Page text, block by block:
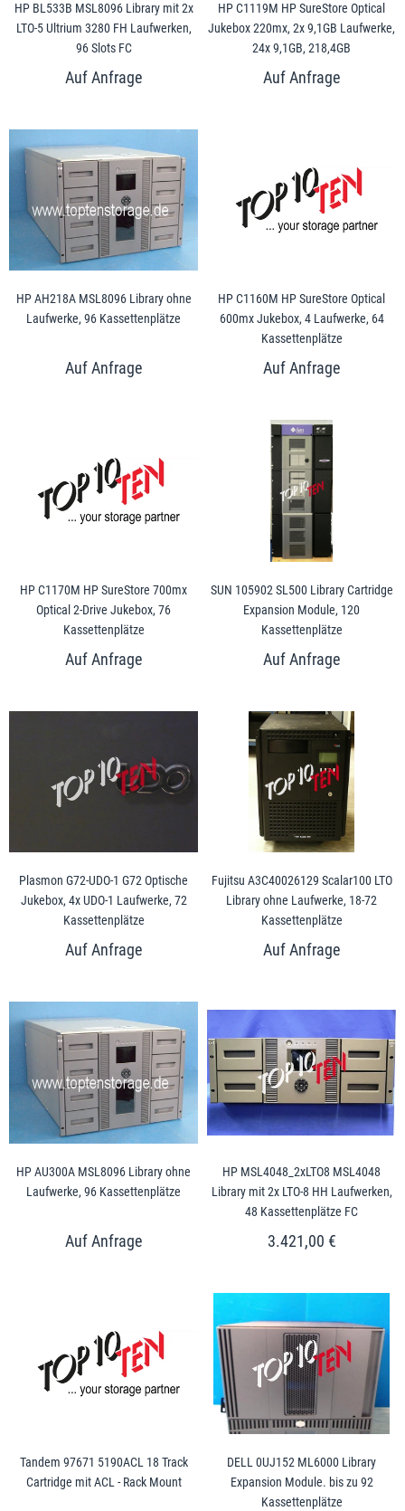
HP BL533B MSL8096 Library mit 2x
LTO-5 Ultrium 3280 FH Laufwerken,
96 Slots FC
HP C1119M HP SureStore Optical
Jukebox 220mx, 2x 9,1GB Laufwerke,
24x 9,1GB, 218,4GB
HP AH218A MSL8096 Library ohne
Laufwerke, 96 Kassettenplätze
HP C1160M HP SureStore Optical
600mx Jukebox, 4 Laufwerke, 64
Kassettenplätze
HP C1170M HP SureStore 700mx
Optical 2-Drive Jukebox, 76
Kassettenplätze
SUN 105902 SL500 Library Cartridge
Expansion Module, 120
Kassettenplätze
Plasmon G72-UDO-1 G72 Optische
Jukebox, 4x UDO-1 Laufwerke, 72
Kassettenplätze
Fujitsu A3C40026129 Scalar100 LTO
Library ohne Laufwerke, 18-72
Kassettenplätze
HP AU300A MSL8096 Library ohne
Laufwerke, 96 Kassettenplätze
HP MSL4048_2xLTO8 MSL4048
Library mit 2x LTO-8 HH Laufwerken,
48 Kassettenplätze FC
3.421,00 €
Tandem 97671 5190ACL 18 Track
Cartridge mit ACL - Rack Mount
DELL 0UJ152 ML6000 Library
Expansion Module. bis zu 92
Kassettenplätze